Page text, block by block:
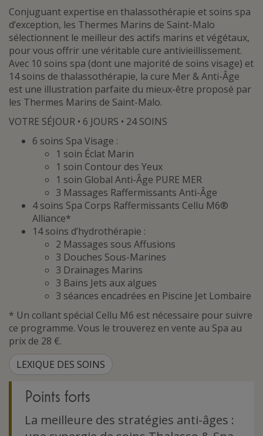
Conjuguant expertise en thalassothérapie et soins spa
d’exception, les Thermes Marins de Saint-Malo
sélectionnent le meilleur des actifs marins et végétaux,
pour vous offrir une véritable cure antivieillissement.
Avec 10 soins spa (dont une majorité de soins visage) et
14 soins de thalassothérapie, la cure Mer & Anti-Âge
est une illustration parfaite du mieux-être proposé par
les Thermes Marins de Saint-Malo.
VOTRE SÉJOUR • 6 JOURS • 24 SOINS
6 soins Spa Visage :
1 soin Éclat Marin
1 soin Contour des Yeux
1 soin Global Anti-Âge PURE MER
3 Massages Raffermissants Anti-Âge
4 soins Spa Corps Raffermissants Cellu M6®
Alliance*
14 soins d’hydrothérapie :
2 Massages sous Affusions
3 Douches Sous-Marines
3 Drainages Marins
3 Bains Jets aux algues
3 séances encadrées en Piscine Jet Lombaire
* Un collant spécial Cellu M6 est nécessaire pour suivre
ce programme. Vous le trouverez en vente au Spa au
prix de 28 €.
LEXIQUE DES SOINS
Points forts
La meilleure des stratégies anti-âges :